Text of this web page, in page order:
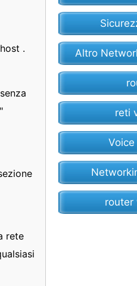
.
rete
Altro
reti
Voice
router